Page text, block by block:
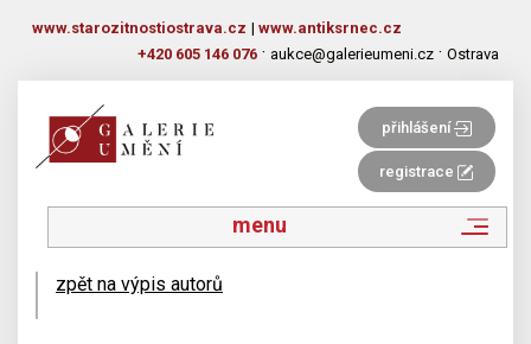
www.starozitnostiostrava.cz | www.antiksrnec.cz
+420 605 146 076 · aukce@galerieumeni.cz · Ostrava
přihlášení
registrace
menu
zpět na výpis autorů